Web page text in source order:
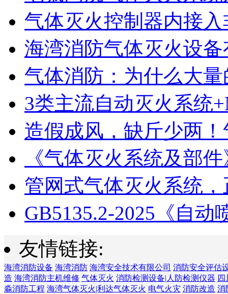
气体灭火控制器内接入
海湾消防气体灭火设
气体消防：为什么大量
3类主流自动灭火系统
造假成风，缺斤少两！
《气体灭火系统及部件
管网式气体灭火系统，
GB5135.2-2025《自动
友情链接:
海湾消防设备 海湾消防 海湾安全技术有限公司 消防安全评估
造 海湾消防主机维修 气体灭火 消防检测设备|人防检测仪器
淼消防工程 海湾气体灭火|利达气体灭火 电气火灾 消防改造 消